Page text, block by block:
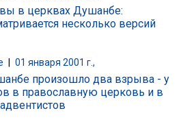
в церквах Душанбе:
несколько версий
01 января 2001 г.,
произошло два взрыва - у
в православную церковь и в